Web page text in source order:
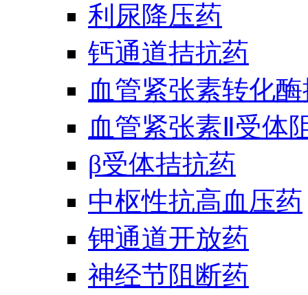
利尿降压药
钙通道拮抗药
血管紧张素转化
血管紧张素Ⅱ受体
β受体拮抗药
中枢性抗高血压药
钾通道开放药
神经节阻断药